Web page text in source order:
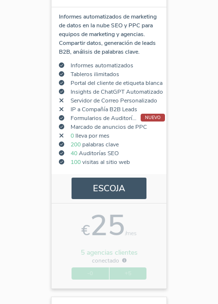
Informes automatizados de marketing
de datos en la nube SEO y PPC para
equipos de marketing y agencias.
Compartir datos, generación de leads
B2B, análisis de palabras clave.
Informes automatizados
Tableros ilimitados
Portal del cliente de etiqueta blanca
Insights de ChatGPT Automatizado
Servidor de Correo Personalizado
IP a Compañía B2B Leads
Formularios de Auditoría SEO Incorporados
NUEVO
Marcado de anuncios de PPC
0lleva por mes
200palabras clave
40Auditorías SEO
100visitas al sitio web
ESCOJA
€25/mes
5 agencias clientes
conectado